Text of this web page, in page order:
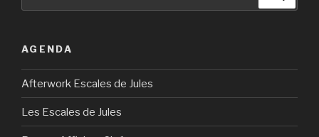
AGENDA
Afterwork Escales de Jules
Les Escales de Jules